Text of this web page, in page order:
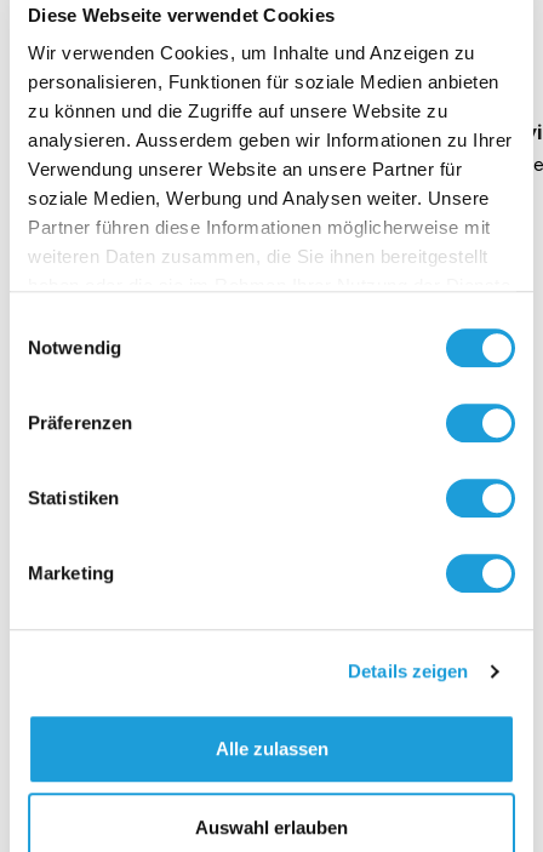
Diese Webseite verwendet Cookies
Wir verwenden Cookies, um Inhalte und Anzeigen zu
personalisieren, Funktionen für soziale Medien anbieten
zu können und die Zugriffe auf unsere Website zu
analysieren. Ausserdem geben wir Informationen zu Ihrer
Verwendung unserer Website an unsere Partner für
soziale Medien, Werbung und Analysen weiter. Unsere
Partner führen diese Informationen möglicherweise mit
weiteren Daten zusammen, die Sie ihnen bereitgestellt
Notwendig
Präferenzen
Statistiken
Marketing
Details zeigen
Alle zulassen
Auswahl erlauben
Einblicke zu 40 Jahren
Oppermann
Geschäftsführung Heike Dirmeier
Dauer 4 Minuten
Kontakt